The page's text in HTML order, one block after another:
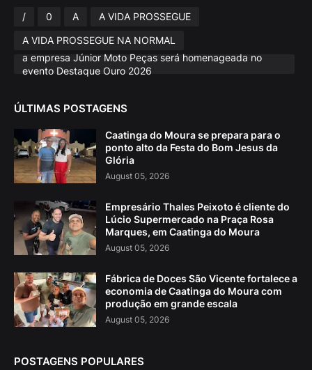
/ 0 A
A VIDA PROSSEGUE
A VIDA PROSSEGUE NA NORMAL
a empresa Júnior Moto Peças será homenageada no
evento Destaque Ouro 2026
ÚLTIMAS POSTAGENS
Caatinga do Moura se prepara para o
ponto alto da Festa do Bom Jesus da
Glória
August 05, 2026
Empresário Thales Peixoto é cliente do
Lúcio Supermercado na Praça Rosa
Marques, em Caatinga do Moura
August 05, 2026
Fábrica de Doces São Vicente fortalece a
economia de Caatinga do Moura com
produção em grande escala
August 05, 2026
POSTAGENS POPULARES